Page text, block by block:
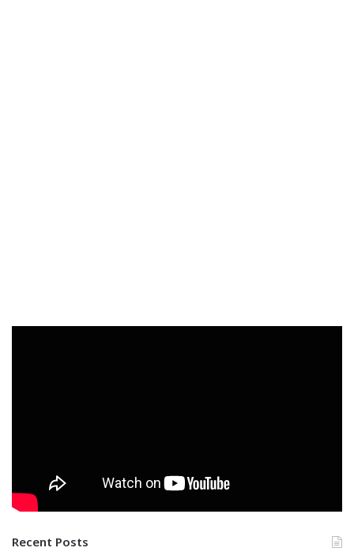
Recent Posts